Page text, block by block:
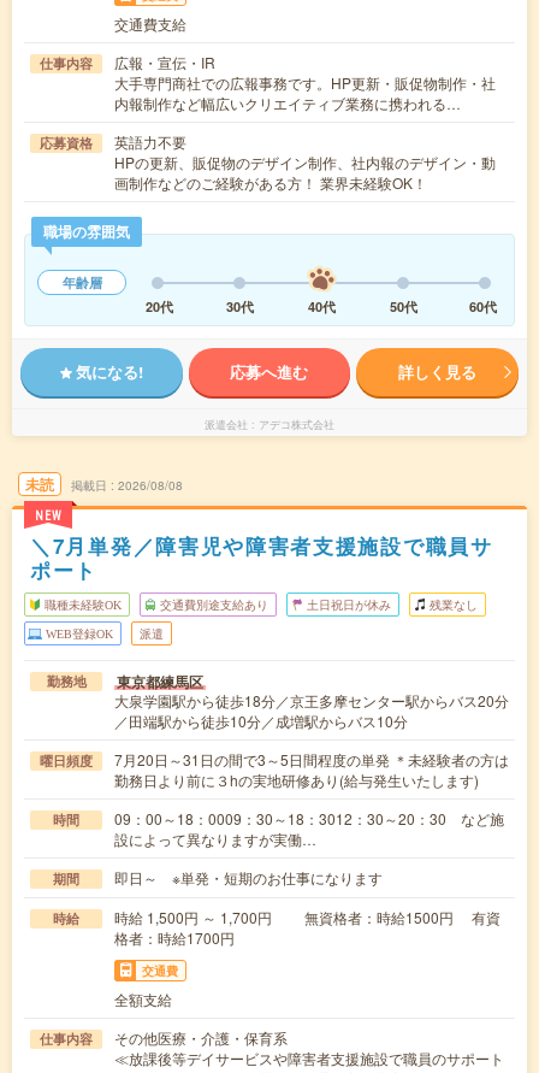
交通費支給
仕事内容
広報・宣伝・IR
大手専門商社での広報事務です。HP更新・販促物制作・社
内報制作など幅広いクリエイティブ業務に携われる…
応募資格
英語力不要
HPの更新、販促物のデザイン制作、社内報のデザイン・動
画制作などのご経験がある方！ 業界未経験OK！
職場の雰囲気
年齢層
20代
30代 40代 50代 60代
気になる! 応募へ進む 詳しく見る
派遣会社 アデコ株式会社
未読
NEW
掲載日 2026/08/08
＼7月単発／障害児や障害者支援施設で職員サ
ポート
職種未経験OK 交通費別途支給あり 土日祝日が休み 残業なし
WEB登録OK 派遣
勤務地 東京都練馬区
大泉学園駅から徒歩18分／京王多摩センター駅からバス20分
／田端駅から徒歩10分／成増駅からバス10分
曜日頻度
7月20日～31日の間で3～5日間程度の単発 ＊未経験者の方は
勤務日より前に３hの実地研修あり(給与発生いたします)
時間
09：00～18：0009：30～18：3012：30～20：30 など施
設によって異なりますが実働…
期間 即日～ ※単発・短期のお仕事になります
時給
時給 1,500円 ～ 1,700円 無資格者：時給1500円 有資
格者：時給1700円
交通費
全額支給
仕事内容
その他医療・介護・保育系
≪放課後等デイサービスや障害者支援施設で職員のサポート